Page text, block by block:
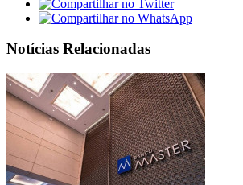
Notícias Relacionadas